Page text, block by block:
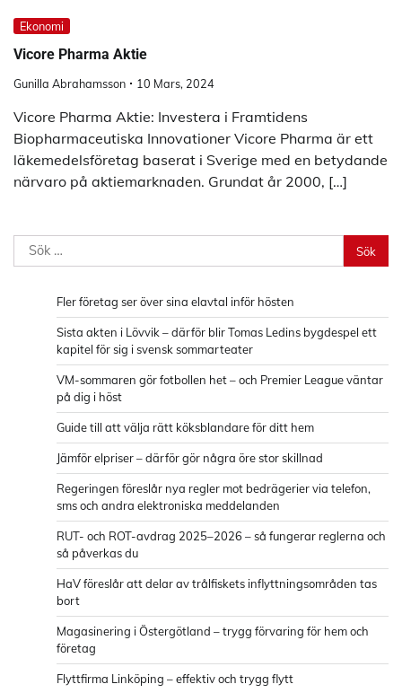
Ekonomi
Vicore Pharma Aktie
Gunilla Abrahamsson 10 Mars, 2024
Vicore Pharma Aktie: Investera i Framtidens
Biopharmaceutiska Innovationer Vicore Pharma är ett
läkemedelsföretag baserat i Sverige med en betydande
närvaro på aktiemarknaden. Grundat år 2000, […]
Sök
efter:
Fler företag ser över sina elavtal inför hösten
Sista akten i Lövvik – därför blir Tomas Ledins bygdespel ett
kapitel för sig i svensk sommarteater
VM-sommaren gör fotbollen het – och Premier League väntar
på dig i höst
Guide till att välja rätt köksblandare för ditt hem
Jämför elpriser – därför gör några öre stor skillnad
Regeringen föreslår nya regler mot bedrägerier via telefon,
sms och andra elektroniska meddelanden
RUT- och ROT-avdrag 2025–2026 – så fungerar reglerna och
så påverkas du
HaV föreslår att delar av trålfiskets inflyttningsområden tas
bort
Magasinering i Östergötland – trygg förvaring för hem och
företag
Flyttfirma Linköping – effektiv och trygg flytt